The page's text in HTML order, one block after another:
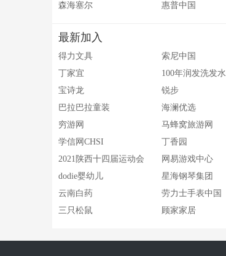
森海塞尔
惠普中国
最新加入
得力文具 索尼中国
丁家宜
100年润发洗发水
宝诗龙
锐步
巴拉巴拉童装
海澜优选
穷游网
马蜂窝旅游网
学信网CHSI
丁香园
2021陕西十四届运动会
网易游戏中心
dodie婴幼儿
星海钢琴集团
云南白药
劳力士手表中国
三只松鼠
顾家家居